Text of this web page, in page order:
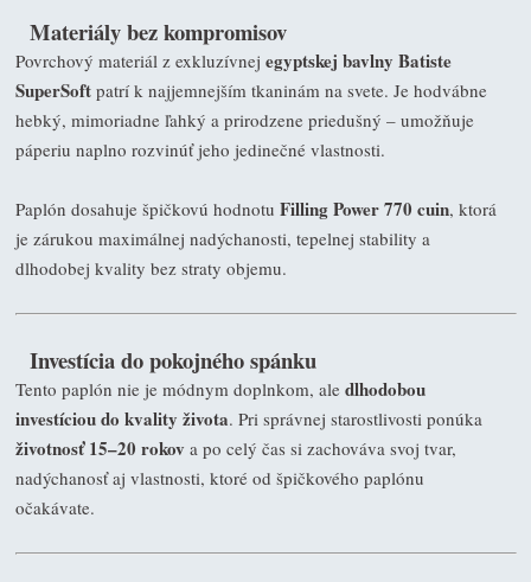
Materiály bez kompromisov
Povrchový materiál z exkluzívnej egyptskej bavlny Batiste
SuperSoftpatrí k najjemnejším tkaninám na svete. Je hodvábne
hebký, mimoriadne ľahký a prirodzene priedušný – umožňuje
páperiu naplno rozvinúť jeho jedinečné vlastnosti.
Paplón dosahuje špičkovú hodnotu Filling Power 770 cuin, ktorá
je zárukou maximálnej nadýchanosti, tepelnej stability a
dlhodobej kvality bez straty objemu.
Investícia do pokojného spánku
Tento paplón nie je módnym doplnkom, ale dlhodobou
investíciou do kvality života. Pri správnej starostlivosti ponúka
životnosť 15–20 rokov a po celý čas si zachováva svoj tvar,
nadýchanosť aj vlastnosti, ktoré od špičkového paplónu
očakávate.